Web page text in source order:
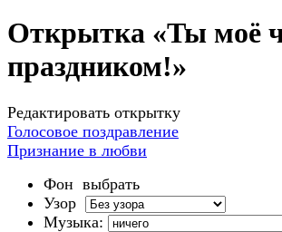
Открытка «Ты моё
праздником!»
Редактировать открытку
Голосовое поздравление
Признание в любви
Фон выбрать
Узор
Музыка: